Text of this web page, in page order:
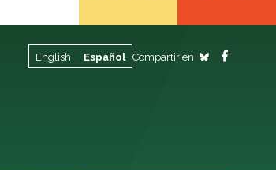
English Español Compartir en